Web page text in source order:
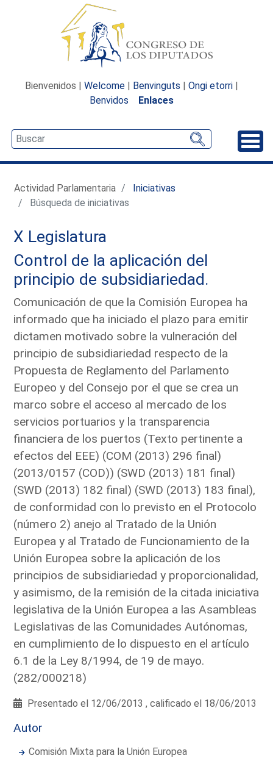
Bienvenidos | Welcome | Benvinguts | Ongi etorri |
Benvidos
Enlaces
Actividad Parlamentaria
Iniciativas
Búsqueda de iniciativas
X Legislatura
Control de la aplicación del
principio de subsidiariedad.
Comunicación de que la Comisión Europea ha
informado que ha iniciado el plazo para emitir
dictamen motivado sobre la vulneración del
principio de subsidiariedad respecto de la
Propuesta de Reglamento del Parlamento
Europeo y del Consejo por el que se crea un
marco sobre el acceso al mercado de los
servicios portuarios y la transparencia
financiera de los puertos (Texto pertinente a
efectos del EEE) (COM (2013) 296 final)
(2013/0157 (COD)) (SWD (2013) 181 final)
(SWD (2013) 182 final) (SWD (2013) 183 final),
de conformidad con lo previsto en el Protocolo
(número 2) anejo al Tratado de la Unión
Europea y al Tratado de Funcionamiento de la
Unión Europea sobre la aplicación de los
principios de subsidiariedad y proporcionalidad,
y asimismo, de la remisión de la citada iniciativa
legislativa de la Unión Europea a las Asambleas
Legislativas de las Comunidades Autónomas,
en cumplimiento de lo dispuesto en el artículo
6.1 de la Ley 8/1994, de 19 de mayo.
(282/000218)
Presentado el 12/06/2013 , calificado el 18/06/2013
Autor
Comisión Mixta para la Unión Europea